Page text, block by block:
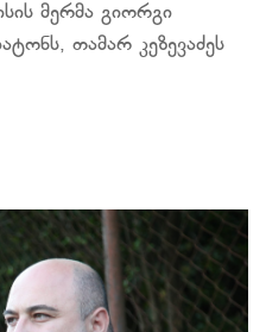
მერმა გიორგი
თამარ კეზევაძეს